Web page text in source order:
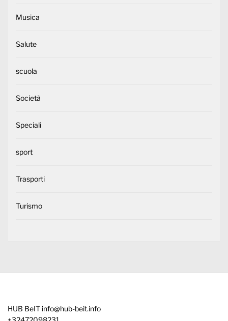
Musica
Salute
scuola
Società
Speciali
sport
Trasporti
Turismo
HUB BeIT info@hub-beit.info